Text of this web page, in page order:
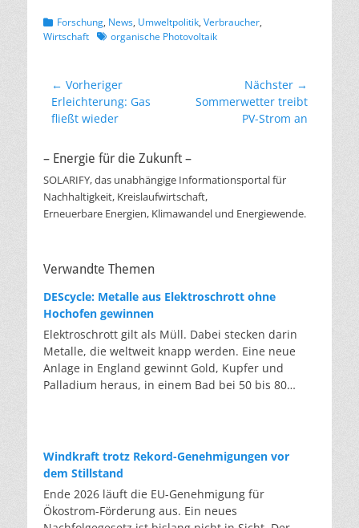
Kategorien
Forschung, News, Umweltpolitik, Verbraucher,
Wirtschaft Schlagworte
organische Photovoltaik
Beitragsnavigation
← Vorheriger
Vorheriger
Beitrag:
Erleichterung: Gas
fließt wieder
Nächster →
Nächster
Sommerwetter treibt
PV-Strom an
– Energie für die Zukunft –
SOLARIFY, das unabhängige Informationsportal für
Nachhaltigkeit, Kreislaufwirtschaft,
Erneuerbare Energien, Klimawandel und Energiewende.
Verwandte Themen
DEScycle: Metalle aus Elektroschrott ohne
Hochofen gewinnen
Elektroschrott gilt als Müll. Dabei stecken darin
Metalle, die weltweit knapp werden. Eine neue
Anlage in England gewinnt Gold, Kupfer und
Palladium heraus, in einem Bad bei 50 bis 80
tausend Grad ein. Energieintensiv und nur im
industriellen Großmaßstab möglich. Das Londoner
Start-up DEScycle hat im englischen Teesside eine
Demonstrationsanlage eröffnet, die ohne diese
Hitze auskommt: Ein chemisches Bad löst die
Windkraft trotz Rekord-Genehmigungen vor
dem Stillstand
Ende 2026 läuft die EU-Genehmigung für
Ökostrom-Förderung aus. Ein neues